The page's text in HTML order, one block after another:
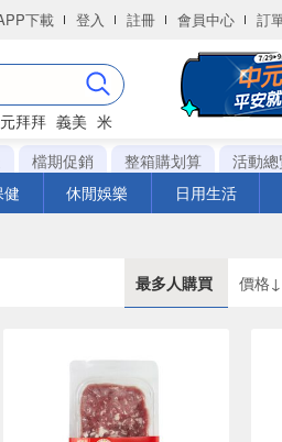
下載 登入 註冊 會員中心 訂
拜拜 義美 米
檔期促銷 整箱購划算 活動總
休閒娛樂 日用生活
最多人購買 價格↓